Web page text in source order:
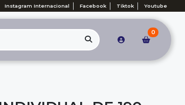
Instagram Internacional Facebook Tiktok Youtube
0